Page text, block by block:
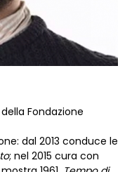
Fondazione
dal 2013 conduce le
; nel 2015 cura con